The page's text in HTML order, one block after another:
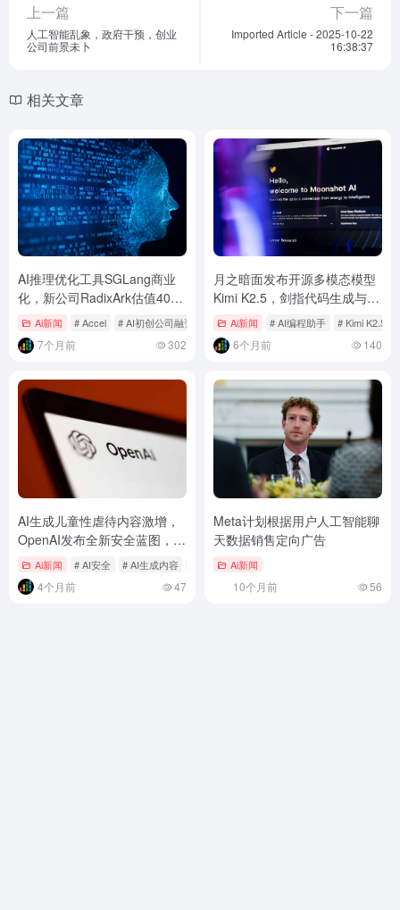
上一篇
人工智能乱象，政府干预，创业
公司前景未卜
下一篇
Imported Article - 2025-10-22
16:38:37
相关文章
AI推理优化工具SGLang商业
化，新公司RadixArk估值40亿
美元，推理市场争夺战白热化
Ai新闻 # Accel # AI初创公司融资 # AI推理优化
7个月前 302
月之暗面发布开源多模态模型
Kimi K2.5，剑指代码生成与智
能体协作新高度
Ai新闻 # AI编程助手 # Kimi K2.5
6个月前 140
AI生成儿童性虐待内容激增，
OpenAI发布全新安全蓝图，能
否堵住技术漏洞？
Ai新闻 # AI安全 # AI生成内容 # OpenAI
4个月前 47
Meta计划根据用户人工智能聊
天数据销售定向广告
Ai新闻
10个月前 56